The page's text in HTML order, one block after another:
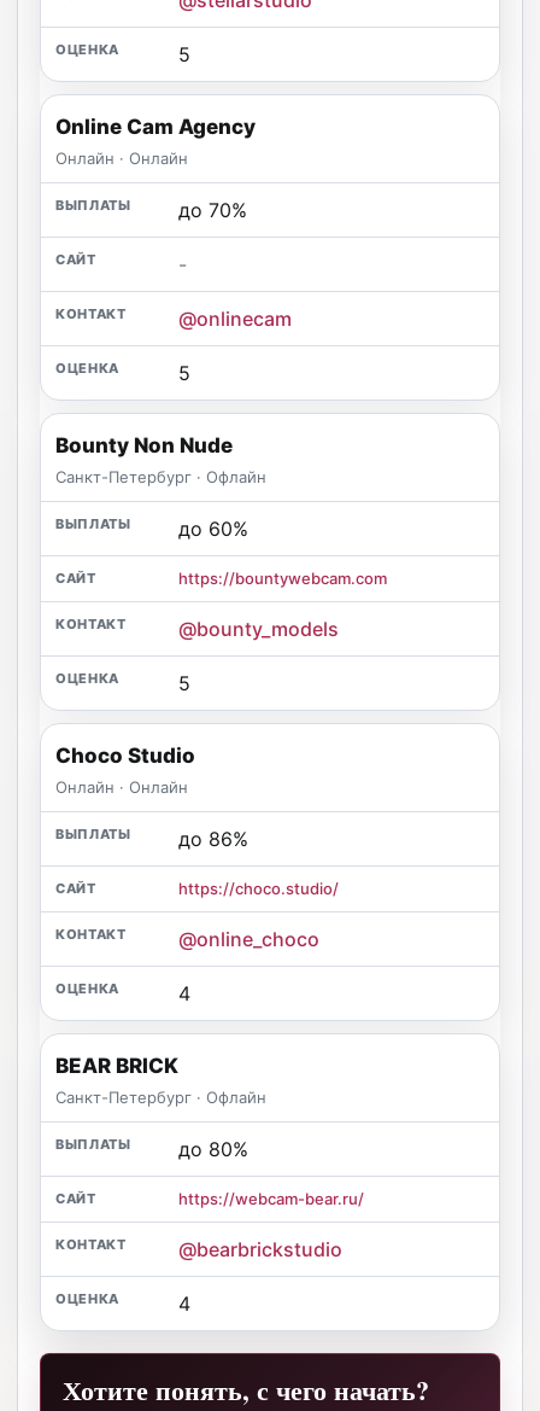
5
Online Cam Agency
Онлайн · Онлайн
до 70%
-
@onlinecam
5
Bounty Non Nude
Санкт-Петербург · Офлайн
до 60%
https://bountywebcam.com
@bounty_models
5
Choco Studio
Онлайн · Онлайн
до 86%
https://choco.studio/
@online_choco
4
BEAR BRICK
Санкт-Петербург · Офлайн
до 80%
https://webcam-bear.ru/
@bearbrickstudio
4
Хотите понять, с чего начать?